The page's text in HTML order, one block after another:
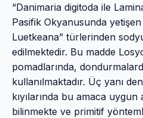
“Danimaria digitoda ile
Pasifik Okyanusunda
Luetkeana” türlerinden
edilmektedir. Bu madde
pomadlarında,
kullanılmaktadır. Üç yanı
kıyılarında bu amaca
bilinmekte ve primitif